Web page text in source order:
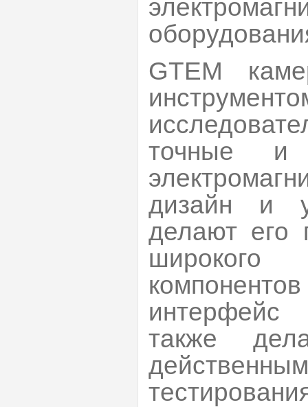
GTEM
точные и
дизайн и
делают его
интерфейс
также